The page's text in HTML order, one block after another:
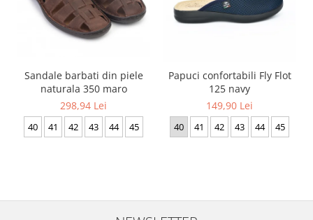
Sandale barbati din piele
naturala 350 maro
298,94 Lei
40 41 42 43 44 45
Papuci confortabili Fly Flot
125 navy
149,90 Lei
40 41 42 43 44 45